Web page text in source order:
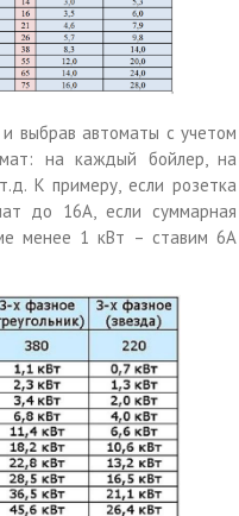
выбрав автоматы с учетом
на каждый бойлер, на
К примеру, если розетка
до 16А, если суммарная
менее 1 кВт – ставим 6А